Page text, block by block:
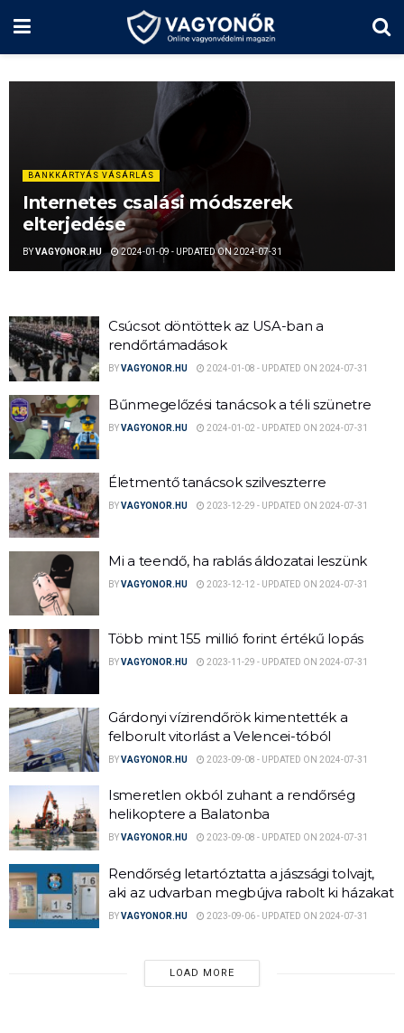
BANKKÁRTYÁS VÁSÁRLÁS
Internetes csalási módszerek
elterjedése
BYVAGYONOR.HU 2024-01-09 - UPDATED ON 2024-07-31
Csúcsot döntöttek az USA-ban a
rendőrtámadások
BYVAGYONOR.HU 2024-01-08 - UPDATED ON 2024-07-31
Bűnmegelőzési tanácsok a téli szünetre
BYVAGYONOR.HU 2024-01-02 - UPDATED ON 2024-07-31
Életmentő tanácsok szilveszterre
BYVAGYONOR.HU 2023-12-29 - UPDATED ON 2024-07-31
Mi a teendő, ha rablás áldozatai leszünk
BYVAGYONOR.HU 2023-12-12 - UPDATED ON 2024-07-31
Több mint 155 millió forint értékű lopás
BYVAGYONOR.HU 2023-11-29 - UPDATED ON 2024-07-31
Gárdonyi vízirendőrök kimentették a
felborult vitorlást a Velencei-tóból
BYVAGYONOR.HU 2023-09-08 - UPDATED ON 2024-07-31
Ismeretlen okból zuhant a rendőrség
helikoptere a Balatonba
BYVAGYONOR.HU 2023-09-08 - UPDATED ON 2024-07-31
Rendőrség letartóztatta a jászsági tolvajt,
aki az udvarban megbújva rabolt ki házakat
BYVAGYONOR.HU 2023-09-06 - UPDATED ON 2024-07-31
LOAD MORE